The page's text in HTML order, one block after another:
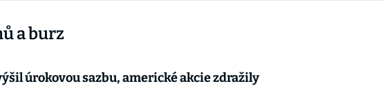
a burz
úrokovou sazbu, americké akcie zdražily